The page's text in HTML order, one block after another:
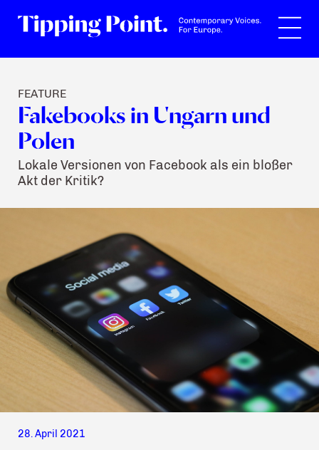
FEATURE
Fakebooks in Ungarn und
Polen
Lokale Versionen von Facebook als ein bloßer
Akt der Kritik?
28. April 2021